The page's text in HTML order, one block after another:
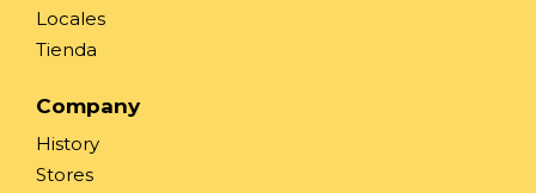
Locales
Tienda
Company
History
Stores